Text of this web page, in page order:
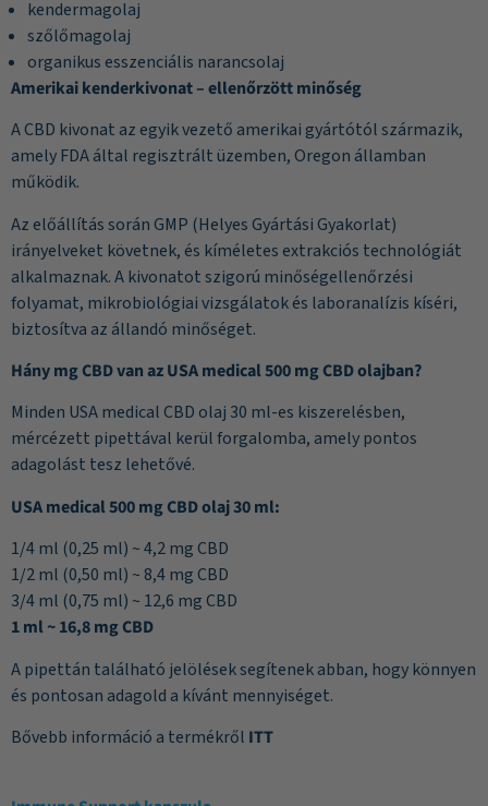
kendermagolaj
szőlőmagolaj
organikus esszenciális narancsolaj
Amerikai kenderkivonat – ellenőrzött minőség
A CBD kivonat az egyik vezető amerikai gyártótól származik,
amely FDA által regisztrált üzemben, Oregon államban
működik.
Az előállítás során GMP (Helyes Gyártási Gyakorlat)
irányelveket követnek, és kíméletes extrakciós technológiát
alkalmaznak. A kivonatot szigorú minőségellenőrzési
folyamat, mikrobiológiai vizsgálatok és laboranalízis kíséri,
biztosítva az állandó minőséget.
Hány mg CBD van az USA medical 500 mg CBD olajban?
Minden USA medical CBD olaj 30 ml-es kiszerelésben,
mércézett pipettával kerül forgalomba, amely pontos
adagolást tesz lehetővé.
USA medical 500 mg CBD olaj 30 ml:
1/4 ml (0,25 ml) ~ 4,2 mg CBD
1/2 ml (0,50 ml) ~ 8,4 mg CBD
3/4 ml (0,75 ml) ~ 12,6 mg CBD
1 ml ~ 16,8 mg CBD
A pipettán található jelölések segítenek abban, hogy könnyen
és pontosan adagold a kívánt mennyiséget.
Bővebb információ a termékről ITT